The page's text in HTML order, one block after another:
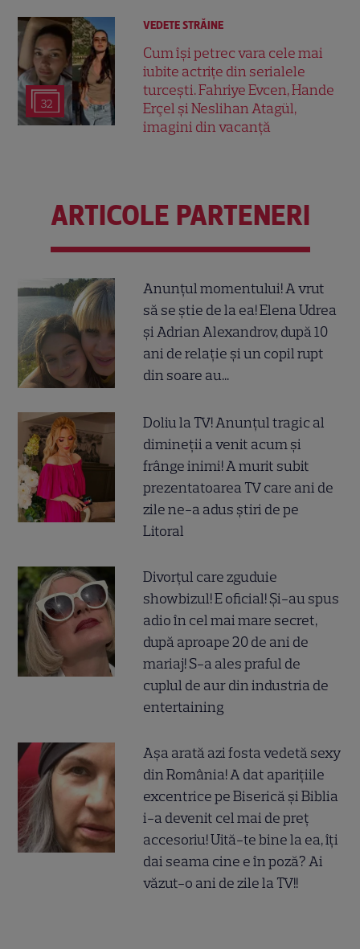
32
VEDETE STRĂINE
Cum își petrec vara cele mai
iubite actrițe din serialele
turcești. Fahriye Evcen, Hande
Erçel și Neslihan Atagül,
imagini din vacanță
ARTICOLE PARTENERI
Anunțul momentului! A vrut
să se știe de la ea! Elena Udrea
și Adrian Alexandrov, după 10
ani de relație și un copil rupt
din soare au...
Doliu la TV! Anunțul tragic al
dimineții a venit acum și
frânge inimi! A murit subit
prezentatoarea TV care ani de
zile ne-a adus știri de pe
Litoral
Divorțul care zguduie
showbizul! E oficial! Și-au spus
adio în cel mai mare secret,
după aproape 20 de ani de
mariaj! S-a ales praful de
cuplul de aur din industria de
entertaining
Așa arată azi fosta vedetă sexy
din România! A dat aparițiile
excentrice pe Biserică și Biblia
i-a devenit cel mai de preț
accesoriu! Uită-te bine la ea, îți
dai seama cine e în poză? Ai
văzut-o ani de zile la TV!!